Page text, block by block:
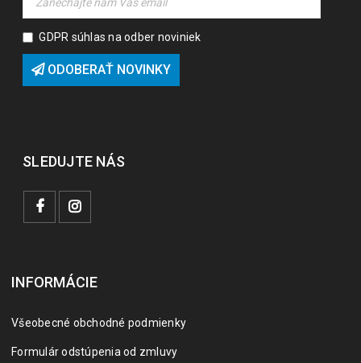
GDPR súhlas na odber noviniek
ODOBERAŤ NOVINKY
SLEDUJTE NÁS
INFORMÁCIE
Všeobecné obchodné podmienky
Formulár odstúpenia od zmluvy